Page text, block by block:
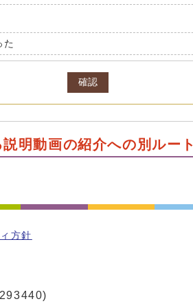
た
確認
明動画の紹介への別ルート
方針